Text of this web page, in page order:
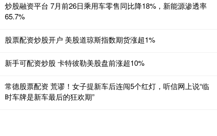
炒股融资平台 7月前26日乘用车零售同比降18%，新能源渗透率
65.7%
股票配资炒股开户 美股道琼斯指数期货涨超1%
新手可配资炒股 卡特彼勒美股盘前涨超10%
常德股票配资 荒谬！女子提新车后连闯5个红灯，听信网上说“临
时车牌是新车最后的狂欢期”